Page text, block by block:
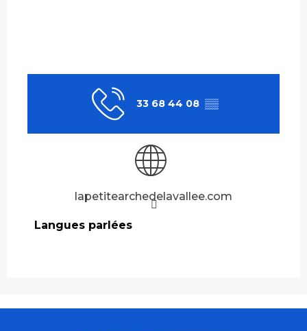
33 68 44 08 ▒▒
lapetitearchedelavallee.com
Langues parlées
Langues parlées